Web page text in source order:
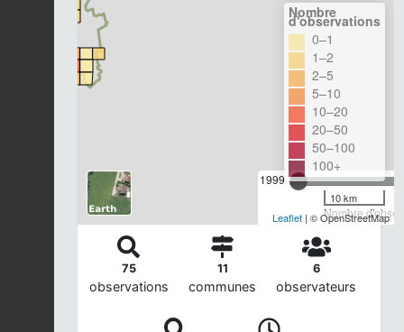
1999
Nombre
Nombre
d'observations
0–1
1–2
2–5
5–10
10–20
20–50
50–100
100+
10 km
Leaflet | © OpenStreetMap
75
observations
11
communes
6
observateurs